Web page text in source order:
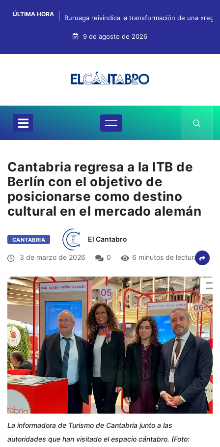
ÚLTIMA HORA Buruaga reivindica la transformación de una
9 de agosto de 2026
Cantabria regresa a la ITB de
Berlín con el objetivo de
posicionarse como destino
cultural en el mercado alemán
CANTABRIA El Cantabro
3 de marzo de 2026 0 6 minutos de lectura
La informadora de Turismo de Cantabria junto a las
autoridades que han visitado el espacio cántabro. (Foto: